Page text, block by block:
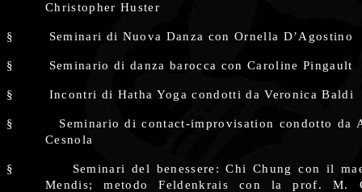
Christopher Huster
§ Seminari di Nuova Danza con Ornella D’Agostino
§ Seminario di danza barocca con Caroline Pingault
§ Incontri di Hatha Yoga condotti da Veronica Baldi
§
Seminario di contact-improvisation condotto da
Cesnola
§
Seminari del benessere: Chi Chung con il
Mendis; metodo Feldenkrais con la prof. M.